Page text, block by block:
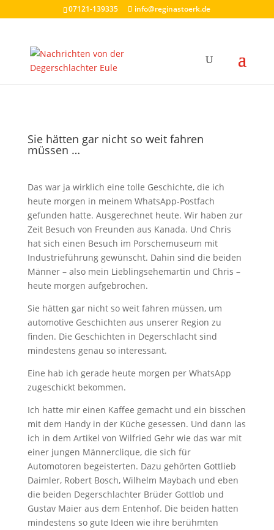
07121-139335 info@reginastoerk.de
Sie hätten gar nicht so weit fahren
müssen …
Das war ja wirklich eine tolle Geschichte, die ich
heute morgen in meinem WhatsApp-Postfach
gefunden hatte. Ausgerechnet heute. Wir haben zur
Zeit Besuch von Freunden aus Kanada. Und Chris
hat sich einen Besuch im Porschemuseum mit
Industrieführung gewünscht. Dahin sind die beiden
Männer – also mein Lieblingsehemartin und Chris –
heute morgen aufgebrochen.
Sie hätten gar nicht so weit fahren müssen, um
automotive Geschichten aus unserer Region zu
finden. Die Geschichten in Degerschlacht sind
mindestens genau so interessant.
Eine hab ich gerade heute morgen per WhatsApp
zugeschickt bekommen.
Ich hatte mir einen Kaffee gemacht und ein bisschen
mit dem Handy in der Küche gesessen. Und dann las
ich in dem Artikel von Wilfried Gehr wie das war mit
einer jungen Männerclique, die sich für
Automotoren begeisterten. Dazu gehörten Gottlieb
Daimler, Robert Bosch, Wilhelm Maybach und eben
die beiden Degerschlachter Brüder Gottlob und
Gustav Maier aus dem Entenhof. Die beiden hatten
mindestens so gute Ideen wie ihre berühmten